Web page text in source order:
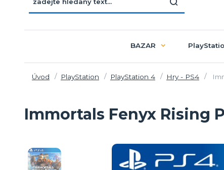
BAZAR
Úvod PlayStation PlayStation 4 Hry - PS4
Immortals Fenyx Rising